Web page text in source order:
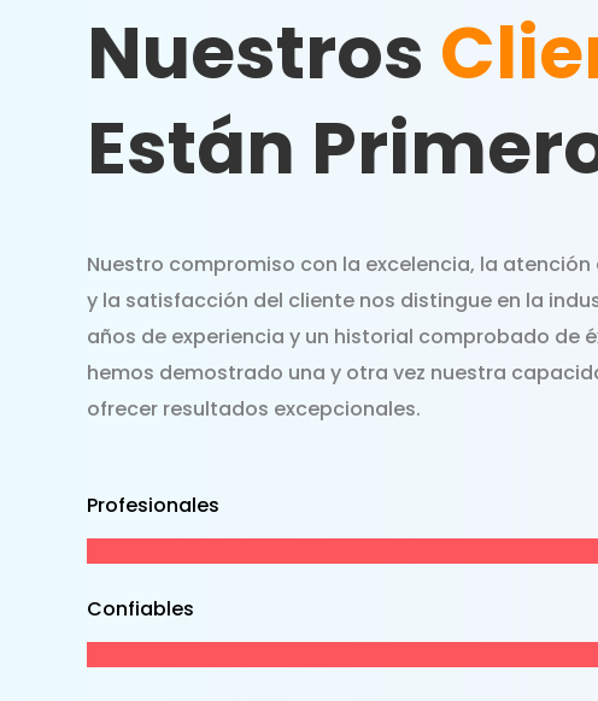
Nuestros
Están
Nuestro compromiso con la excelencia, la
y la satisfacción del cliente nos distingue en la
años de experiencia y un historial comprobado de
hemos demostrado una y otra vez nuestra
ofrecer resultados excepcionales.
Profesionales
Confiables